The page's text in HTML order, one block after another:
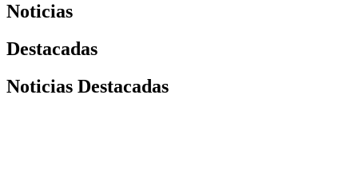
Noticias
Destacadas
Noticias Destacadas